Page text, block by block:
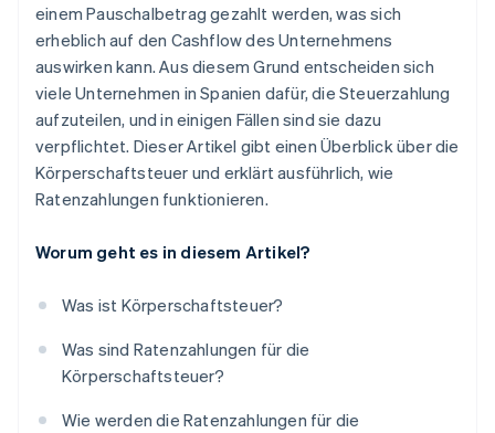
einem Pauschalbetrag gezahlt werden, was sich
erheblich auf den Cashflow des Unternehmens
auswirken kann. Aus diesem Grund entscheiden sich
viele Unternehmen in Spanien dafür, die Steuerzahlung
aufzuteilen, und in einigen Fällen sind sie dazu
verpflichtet. Dieser Artikel gibt einen Überblick über die
Körperschaftsteuer und erklärt ausführlich, wie
Ratenzahlungen funktionieren.
Worum geht es in diesem Artikel?
Was ist Körperschaftsteuer?
Was sind Ratenzahlungen für die
Körperschaftsteuer?
Wie werden die Ratenzahlungen für die